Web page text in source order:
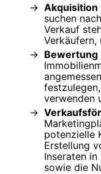
Akquisition
suchen
Verkauf
Verkäufern,
Bewertung
verwenden
potenzielle
Erstellung
Inseraten
sowie die